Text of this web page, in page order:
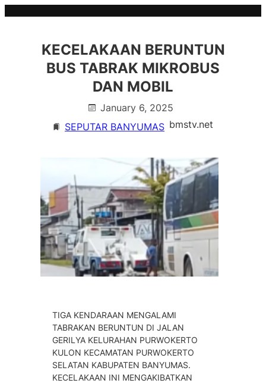
KECELAKAAN BERUNTUN
BUS TABRAK MIKROBUS
DAN MOBIL
January 6, 2025
SEPUTAR BANYUMAS bmstv.net
TIGA KENDARAAN MENGALAMI
TABRAKAN BERUNTUN DI JALAN
GERILYA KELURAHAN PURWOKERTO
KULON KECAMATAN PURWOKERTO
SELATAN KABUPATEN BANYUMAS.
KECELAKAAN INI MENGAKIBATKAN